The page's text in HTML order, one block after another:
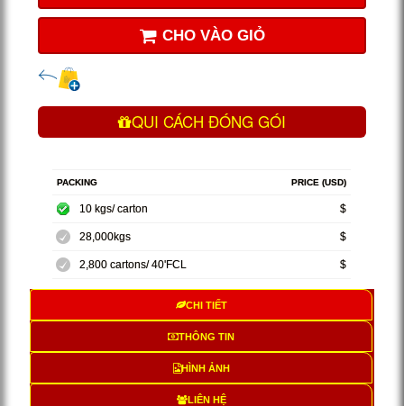
CHO VÀO GIỎ
QUI CÁCH ĐÓNG GÓI
PACKING PRICE (USD)
10 kgs/ carton $
28,000kgs $
2,800 cartons/ 40'FCL $
CHI TIẾT
THÔNG TIN
HÌNH ẢNH
LIÊN HỆ